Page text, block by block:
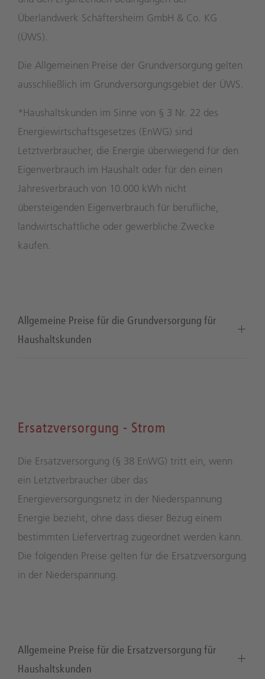
Überlandwerk Schäftersheim GmbH & Co. KG
(ÜWS).
Die Allgemeinen Preise der Grundversorgung gelten
ausschließlich im Grundversorgungsgebiet der ÜWS.
*Haushaltskunden im Sinne von § 3 Nr. 22 des
Energiewirtschaftsgesetzes (EnWG) sind
Letztverbraucher, die Energie überwiegend für den
Eigenverbrauch im Haushalt oder für den einen
Jahresverbrauch von 10.000 kWh nicht
übersteigenden Eigenverbrauch für berufliche,
landwirtschaftliche oder gewerbliche Zwecke
kaufen.
Allgemeine Preise für die Grundversorgung für
Haushaltskunden
Ersatzversorgung - Strom
Die Ersatzversorgung (§ 38 EnWG) tritt ein, wenn
ein Letztverbraucher über das
Energieversorgungsnetz in der Niederspannung
Energie bezieht, ohne dass dieser Bezug einem
bestimmten Liefervertrag zugeordnet werden kann.
Die folgenden Preise gelten für die Ersatzversorgung
in der Niederspannung.
Allgemeine Preise für die Ersatzversorgung für
Haushaltskunden